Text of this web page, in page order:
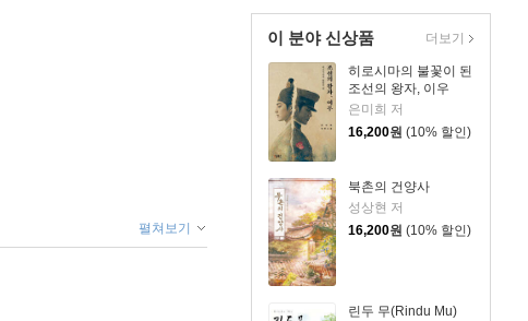
이 분야 신상품
히로시마의 불꽃이 된
조선의 왕자, 이우
은미희 저
16,200원 (10% 할인)
북촌의 건양사
성상현 저
16,200원 (10% 할인)
린두 무(Rindu Mu)
더보기
펼쳐보기